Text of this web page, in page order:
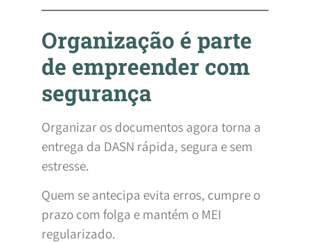
Organização é parte
de empreender com
segurança
Organizar os documentos agora torna a
entrega da DASN rápida, segura e sem
estresse.
Quem se antecipa evita erros, cumpre o
prazo com folga e mantém o MEI
regularizado.